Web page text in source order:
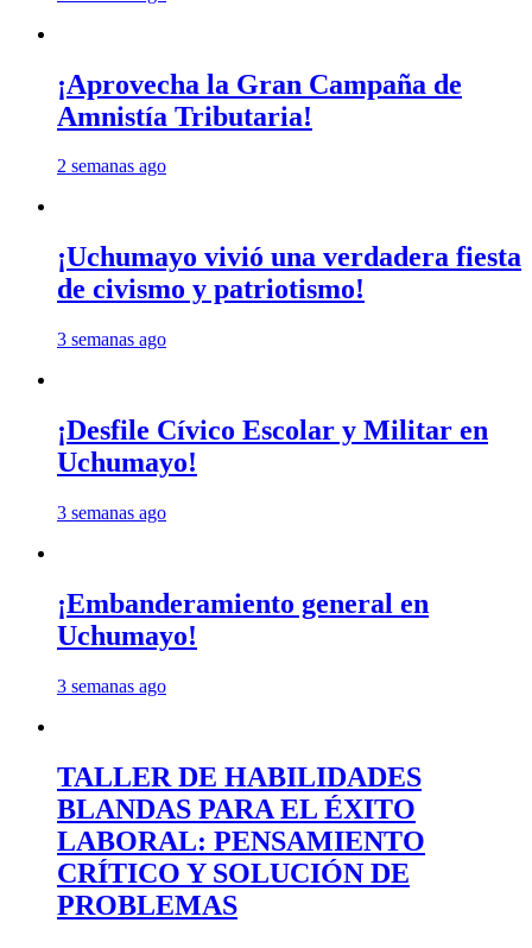
¡Aprovecha la Gran Campaña de
Amnistía Tributaria!
2 semanas ago
¡Uchumayo vivió una verdadera fiesta
de civismo y patriotismo!
3 semanas ago
¡Desfile Cívico Escolar y Militar en
Uchumayo!
3 semanas ago
¡Embanderamiento general en
Uchumayo!
3 semanas ago
TALLER DE HABILIDADES
BLANDAS PARA EL ÉXITO
LABORAL: PENSAMIENTO
CRÍTICO Y SOLUCIÓN DE
PROBLEMAS